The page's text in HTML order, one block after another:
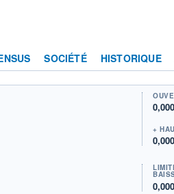
SOCIÉTÉ HISTORIQUE
+